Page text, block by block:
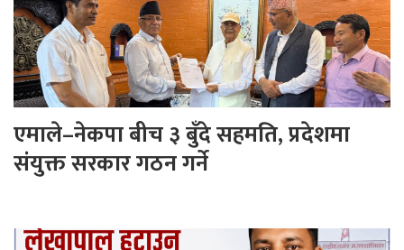
एमाले–नेकपा बीच ३ बुँदे सहमति, प्रदेशमा
संयुक्त सरकार गठन गर्ने